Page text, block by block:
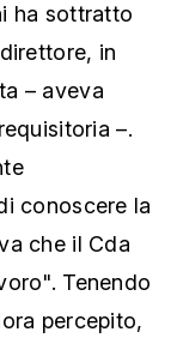
ha sottratto
in
– aveva
–.
conoscere la
che il Cda
Tenendo
percepito,